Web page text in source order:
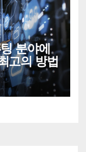
분야에
고의 방법